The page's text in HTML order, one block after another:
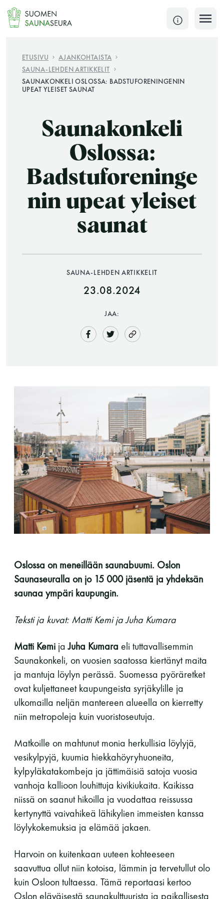
Siirry
sisältöön
SULJE
Jokaisen kuun 1. lauantai on jaettu ja jokaisen kuun
1. maanantai huoltomaanantai
JÄSENSIVUT
Saunatalo on avoinna
-Naisten päivät ovat maanantai ja
torstai
-Miesten päivät tiistai, keskiviikko,
perjantai ja lauantai
-Kuukauden ensimmäinen lauantai on on
jaettu lauantai
Hinnasto
Jäsenen lapsi 7-18 v.
Lapsi alle 7 v.
ilmainen
11 saunomiskerran kortti
3kk kortti - M / N
275€ / 115€
Vaskiniementie 10, 00200 Helsinki
Kahvio/kassa 050 372 4167
(saunojen aukioloaikana)
ETUSIVU
AJANKOHTAISTA
SAUNA-LEHDEN ARTIKKELIT
SAUNAKONKELI OSLOSSA: BADSTUFORENINGENIN
UPEAT YLEISET SAUNAT
Saunakonkeli
Oslossa:
Badstuforeninge
nin upeat yleiset
saunat
SAUNA-LEHDEN ARTIKKELIT
23.08.2024
JAA:
Oslossa on meneillään saunabuumi. Oslon
Saunaseuralla on jo 15 000 jäsentä ja yhdeksän
saunaa ympäri kaupungin.
Teksti ja kuvat: Matti Kemi ja Juha Kumara
Matti Kemi jaJuha Kumara eli tuttavallisemmin
Saunakonkeli, on vuosien saatossa kiertänyt maita
ja mantuja löylyn perässä. Suomessa pyöräretket
ovat kuljettaneet kaupungeista syrjäkylille ja
ulkomailla neljän mantereen alueella on kierretty
niin metropoleja kuin vuoristoseutuja.
Matkoille on mahtunut monia herkullisia löylyjä,
vesikylpyjä, kuumia hiekkahöyryhuoneita,
kylpyläkatakombeja ja jättimäisiä satoja vuosia
vanhoja kallioon louhittuja kivikiukaita. Kaikissa
niissä on saanut hikoilla ja vuodattaa reissussa
kertynyttä vaivahikeä lähikylien immeisten kanssa
löylykokemuksia ja elämää jakaen.
Harvoin on kuitenkaan uuteen kohteeseen
saavuttua ollut niin kotoisa, lämmin ja tervetullut olo
kuin Osloon tultaessa. Tämä reportaasi kertoo
Oslon eläväisestä saunakulttuurista ja paikallisesta